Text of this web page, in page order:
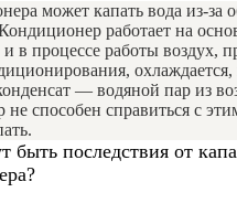
может капать вода из-за
работает на
в процессе работы воздух,
— водяной пар из
не способен справиться с
быть последствия от